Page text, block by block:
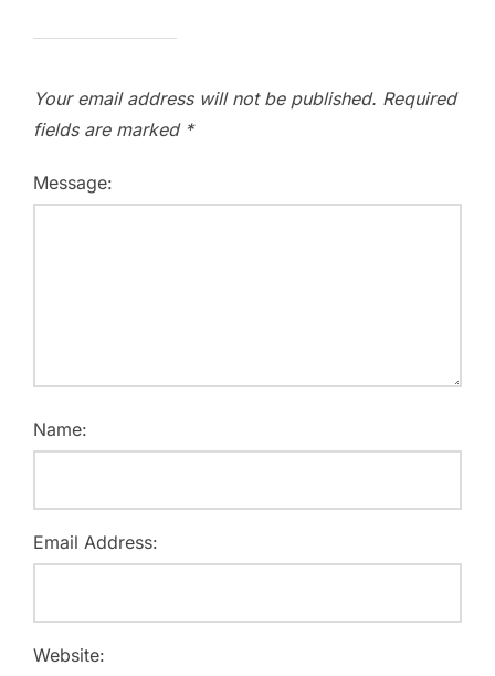
Your email address will not be published. Required
fields are marked *
Message:
Name:
Email Address:
Website: